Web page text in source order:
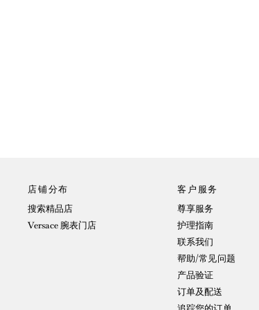
店铺分布
搜索精品店
Versace 腕表门店
客户服务
尊享服务
护理指南
联系我们
帮助/常见问题
产品验证
订单及配送